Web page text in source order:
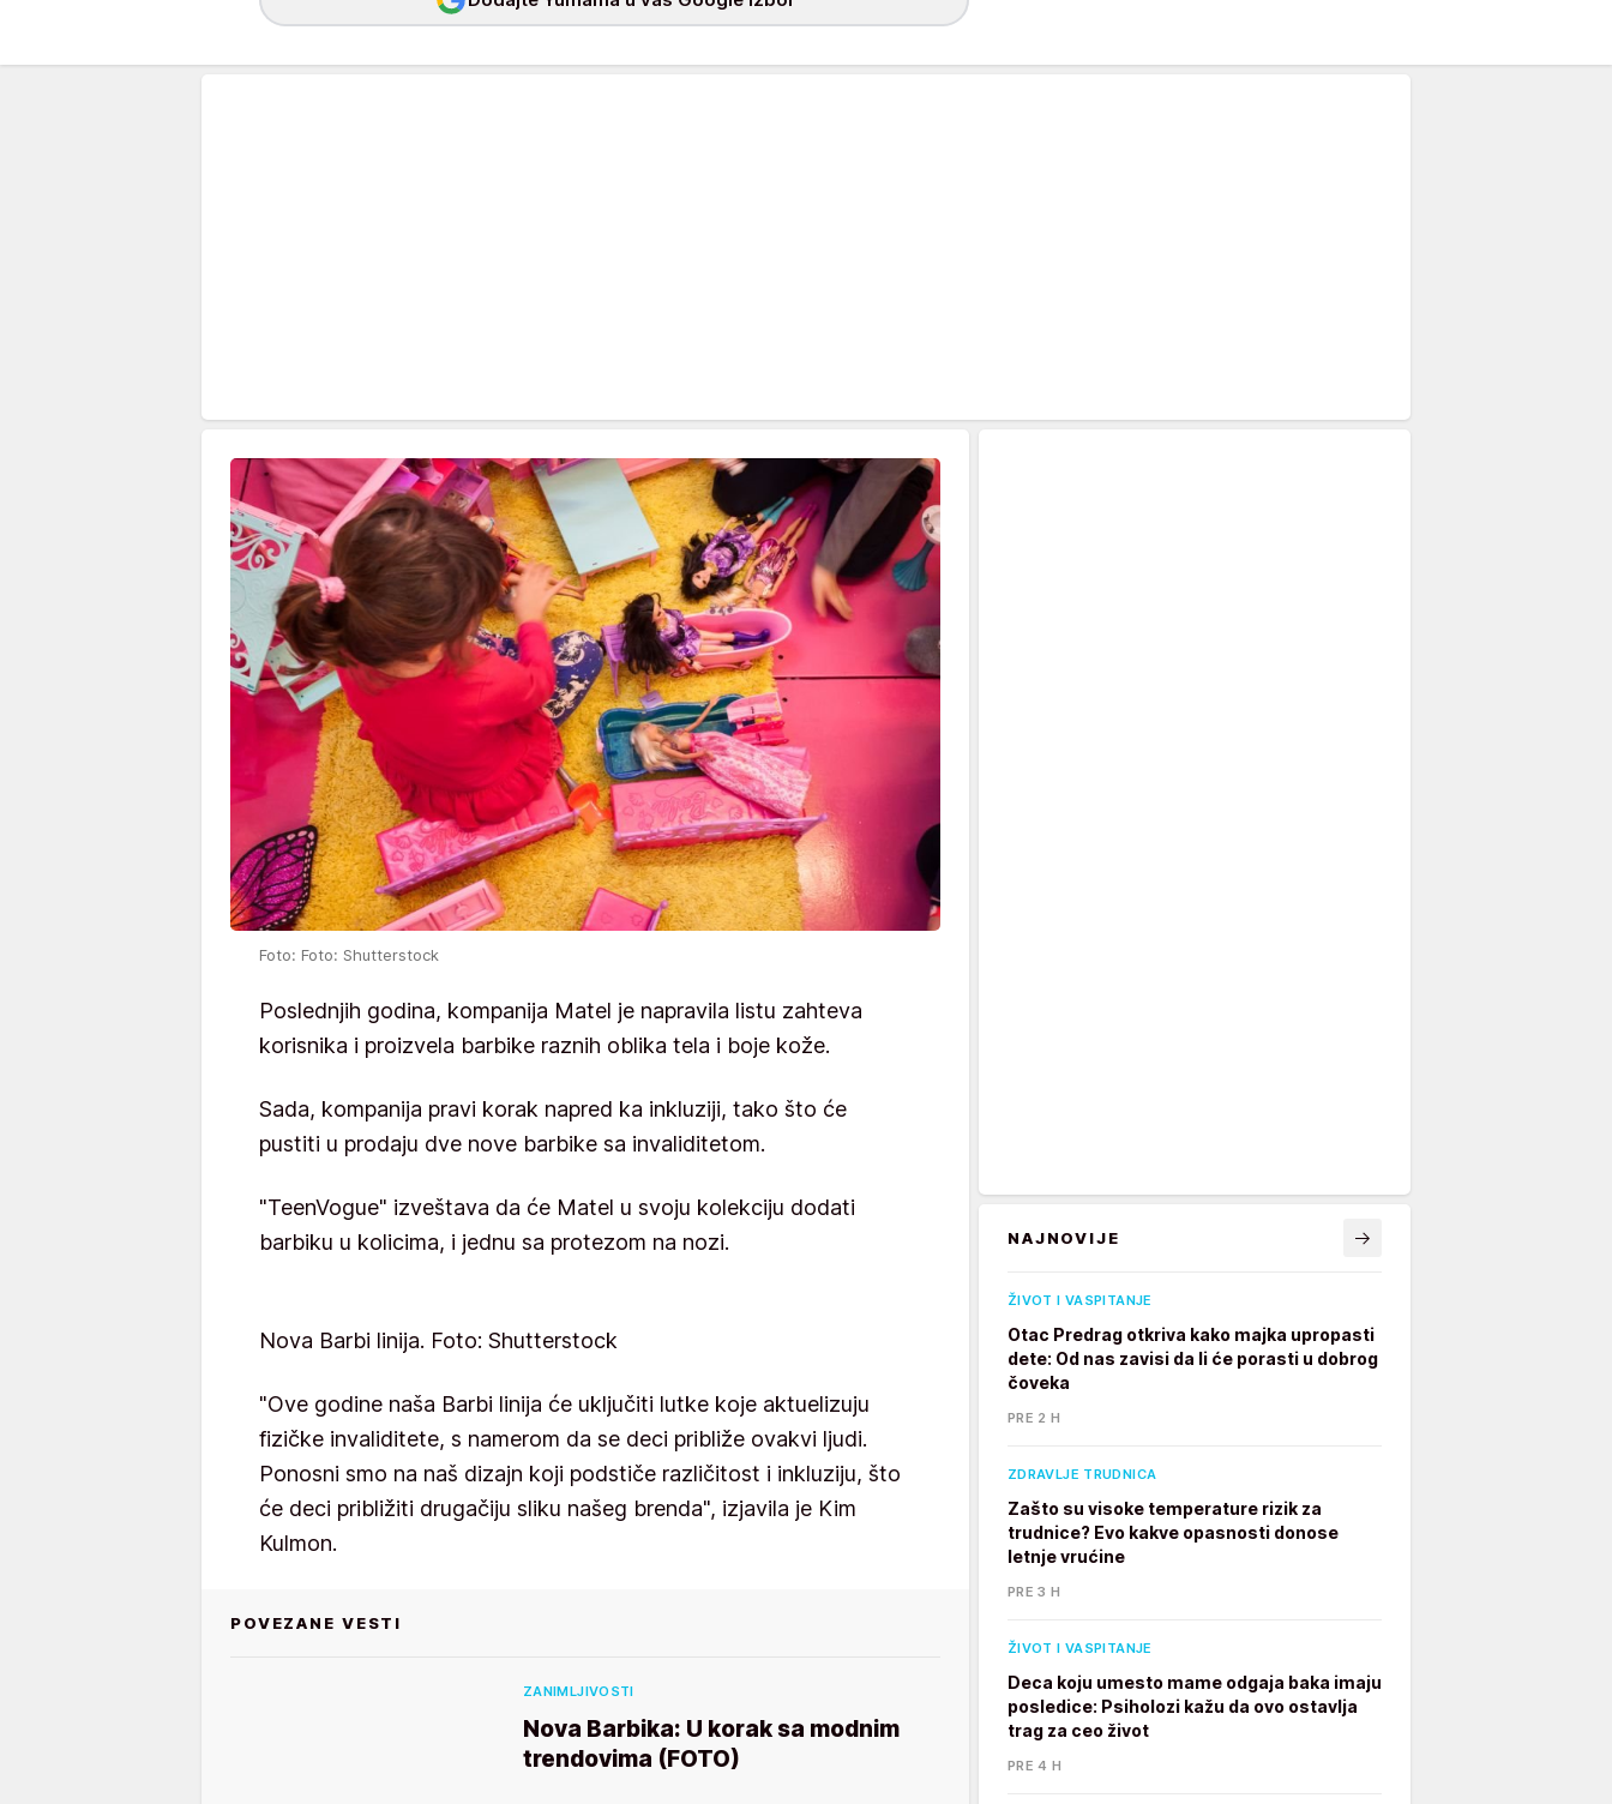
Foto: Foto: Shutterstock
Poslednjih godina, kompanija Matel je napravila listu zahteva
korisnika i proizvela barbike raznih oblika tela i boje kože.
Sada, kompanija pravi korak napred ka inkluziji, tako što će
pustiti u prodaju dve nove barbike sa invaliditetom.
"TeenVogue" izveštava da će Matel u svoju kolekciju dodati
barbiku u kolicima, i jednu sa protezom na nozi.
Nova Barbi linija. Foto: Shutterstock
"Ove godine naša Barbi linija će uključiti lutke koje aktuelizuju
fizičke invaliditete, s namerom da se deci približe ovakvi ljudi.
Ponosni smo na naš dizajn koji podstiče različitost i inkluziju, što
će deci približiti drugačiju sliku našeg brenda", izjavila je Kim
Kulmon.
POVEZANE VESTI
ZANIMLJIVOSTI
Nova Barbika: U korak sa modnim
trendovima (FOTO)
NAJNOVIJE
ŽIVOT I VASPITANJE
Otac Predrag otkriva kako majka upropasti
dete: Od nas zavisi da li će porasti u dobrog
čoveka
PRE 2 H
ZDRAVLJE TRUDNICA
Zašto su visoke temperature rizik za
trudnice? Evo kakve opasnosti donose
letnje vrućine
PRE 3 H
ŽIVOT I VASPITANJE
Deca koju umesto mame odgaja baka imaju
posledice: Psiholozi kažu da ovo ostavlja
trag za ceo život
PRE 4 H